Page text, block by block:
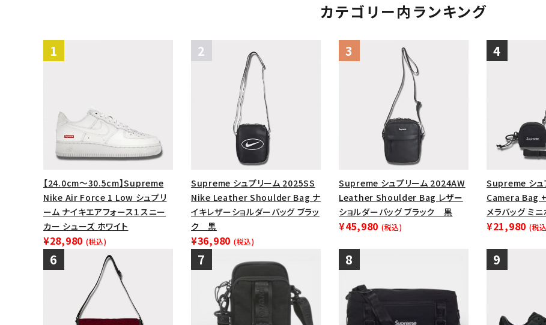
カテゴリー内ランキング
【24.0cm～30.5cm】Supreme
Nike Air Force 1 Low シュプリ
ーム ナイキエアフォース１スニー
カー シューズ ホワイト
¥28,980 (税込)
Supreme シュプリーム 2025SS
Nike Leather Shoulder Bag ナ
イキレザーショルダーバッグ ブラッ
ク 黒
¥36,980 (税込)
Supreme シュプリーム 2024AW
Leather Shoulder Bag レザー
ショルダーバッグ ブラック 黒
¥45,980 (税込)
Supreme シュ
Camera Bag
メラバッグ ミ
¥21,980 (税